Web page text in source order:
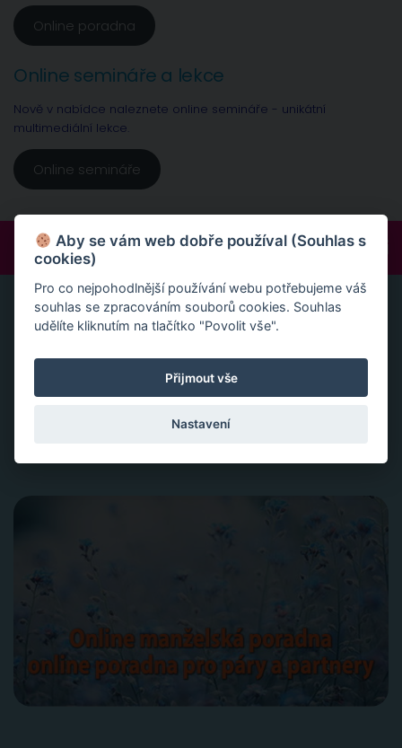
Online poradna
Online semináře a lekce
Nově v nabídce naleznete online semináře - unikátní
multimediální lekce.
Online semináře
FOLLOW:
ONLINE SEMINÁŘE A LEKCE
Nově v nabídce naleznete online semináře – unikátní
Velká partnerská rekapitulace a restart vašeho vztahu
Aby se vám web dobře používal (Souhlas s
cookies)
Pro co nejpohodlnější používání webu potřebujeme váš
souhlas se zpracováním souborů cookies. Souhlas
udělíte kliknutím na tlačítko "Povolit vše".
Přijmout vše
Nastavení